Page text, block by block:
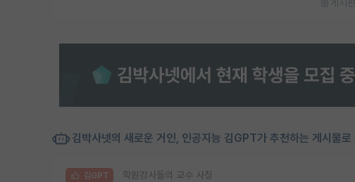
게시
김박사넷의 새로운 거인, 인공지능 김GPT가 추천하는 게시물로
김GPT 학원강사들의 교수 사칭